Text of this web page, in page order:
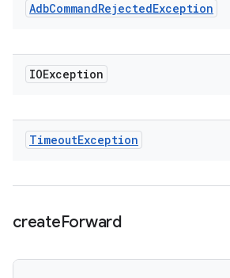
AdbCommandRejectedException
IOException
TimeoutException
createForward